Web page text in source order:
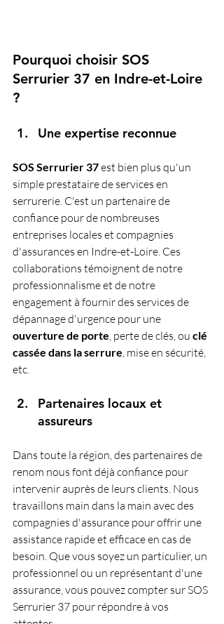
Pourquoi choisir SOS
Serrurier 37 en Indre-et-Loire
?
Une expertise reconnue
SOS Serrurier 37 est bien plus qu'un
simple prestataire de services en
serrurerie. C'est un partenaire de
confiance pour de nombreuses
entreprises locales et compagnies
d'assurances en Indre-et-Loire. Ces
collaborations témoignent de notre
professionnalisme et de notre
engagement à fournir des services de
dépannage d'urgence pour une
ouverture de porte, perte de clés, ou clé
cassée dans la serrure, mise en sécurité,
etc.
Partenaires locaux et
assureurs
Dans toute la région, des partenaires de
renom nous font déjà confiance pour
intervenir auprès de leurs clients. Nous
travaillons main dans la main avec des
compagnies d'assurance pour offrir une
assistance rapide et efficace en cas de
besoin. Que vous soyez un particulier, un
professionnel ou un représentant d'une
assurance, vous pouvez compter sur SOS
Serrurier 37 pour répondre à vos